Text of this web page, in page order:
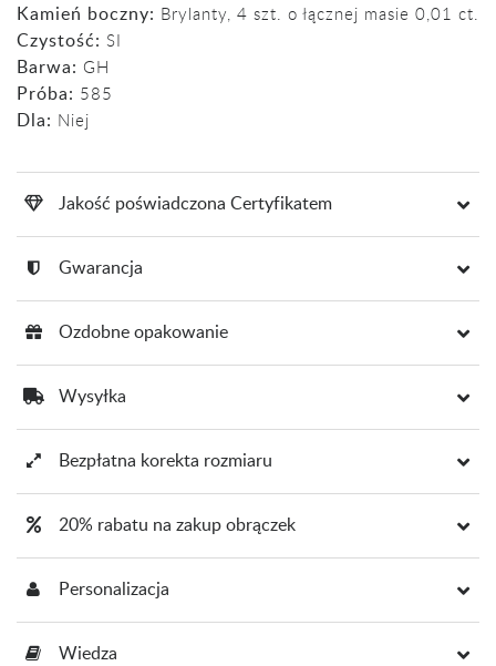
Kamień boczny: Brylanty, 4 szt. o łącznej masie 0,01 ct.
Czystość: SI
Barwa: GH
Próba: 585
Dla: Niej
Jakość poświadczona Certyfikatem
Gwarancja
Ozdobne opakowanie
Wysyłka
Bezpłatna korekta rozmiaru
20% rabatu na zakup obrączek
Personalizacja
Wiedza